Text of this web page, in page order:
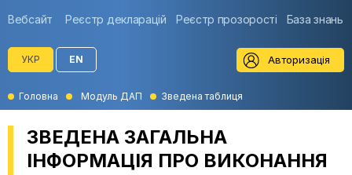
Вебсайт Реєстр декларацій Реєстр прозорості База знань
УКР EN Авторизація
Головна Модуль ДАП Зведена таблиця
ЗВЕДЕНА ЗАГАЛЬНА
ІНФОРМАЦІЯ ПРО ВИКОНАННЯ